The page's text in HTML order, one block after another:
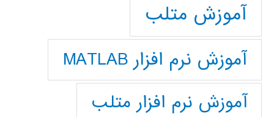
آموزش متلب
آموزش نرم افزار MATLAB
آموزش نرم افزار متلب